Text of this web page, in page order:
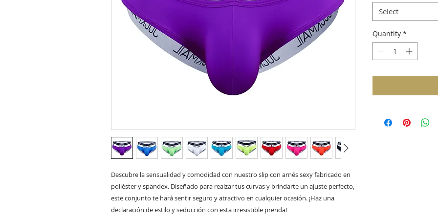
Descubre la sensualidad y comodidad con nuestro slip con arnés sexy fabricado en
poliéster y spandex. Diseñado para realzar tus curvas y brindarte un ajuste perfecto,
este conjunto te hará sentir seguro y atractivo en cualquier ocasión. ¡Haz una
declaración de estilo y seducción con esta irresistible prenda!
Select
Quantity *